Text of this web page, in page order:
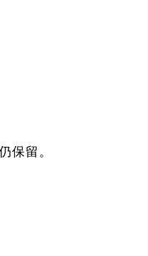
保留。